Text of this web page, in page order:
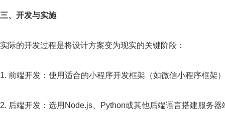
三、开发与实施
实际的开发过程是将设计方案变为现实的关键阶段：
1. 前端开发：使用适合的小程序开发框架（如微信小程序框架
2. 后端开发：选用Node.js、Python或其他后端语言搭建服务